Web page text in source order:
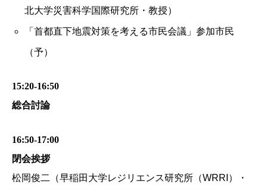
北大学災害科学国際研究所・教授）
「首都直下地震対策を考える市民会議」参加市民
（予）
15:20-16:50
総合討論
16:50-17:00
閉会挨拶
松岡俊二（早稲田大学レジリエンス研究所（WRRI）・